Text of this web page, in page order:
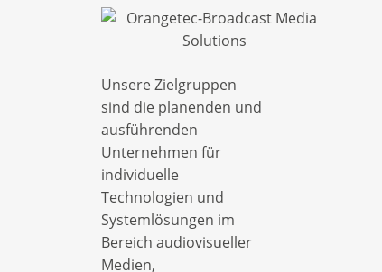
Unsere Zielgruppen
sind die planenden und
ausführenden
Unternehmen für
individuelle
Technologien und
Systemlösungen im
Bereich audiovisueller
Medien,